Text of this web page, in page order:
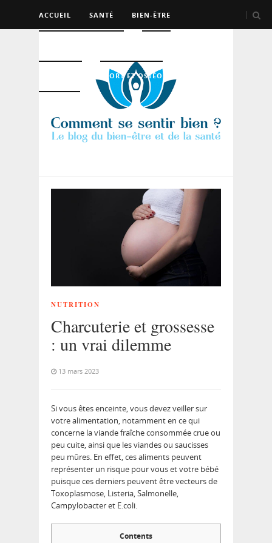
ACCUEIL SANTÉ BIEN-ÊTRE
SPORT ET OSTÉO
NUTRITION
Charcuterie et grossesse
: un vrai dilemme
13 mars 2023
Si vous êtes enceinte, vous devez veiller sur
votre alimentation, notamment en ce qui
concerne la viande fraîche consommée crue ou
peu cuite, ainsi que les viandes ou saucisses
peu mûres. En effet, ces aliments peuvent
représenter un risque pour vous et votre bébé
puisque ces derniers peuvent être vecteurs de
Toxoplasmose, Listeria, Salmonelle,
Campylobacter et E.coli.
Contents